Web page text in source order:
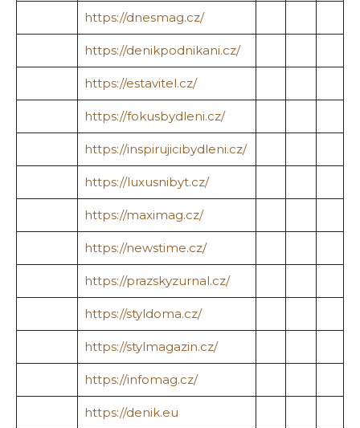
https://dnesmag.cz/
https://denikpodnikani.cz/
https://estavitel.cz/
https://fokusbydleni.cz/
https://inspirujicibydleni.cz/
https://luxusnibyt.cz/
https://maximag.cz/
https://newstime.cz/
https://prazskyzurnal.cz/
https://styldoma.cz/
https://stylmagazin.cz/
https://infomag.cz/
https://denik.eu